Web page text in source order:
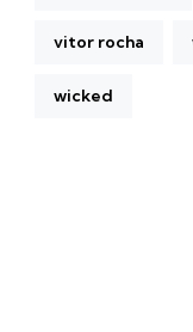
vitor rocha
wicked